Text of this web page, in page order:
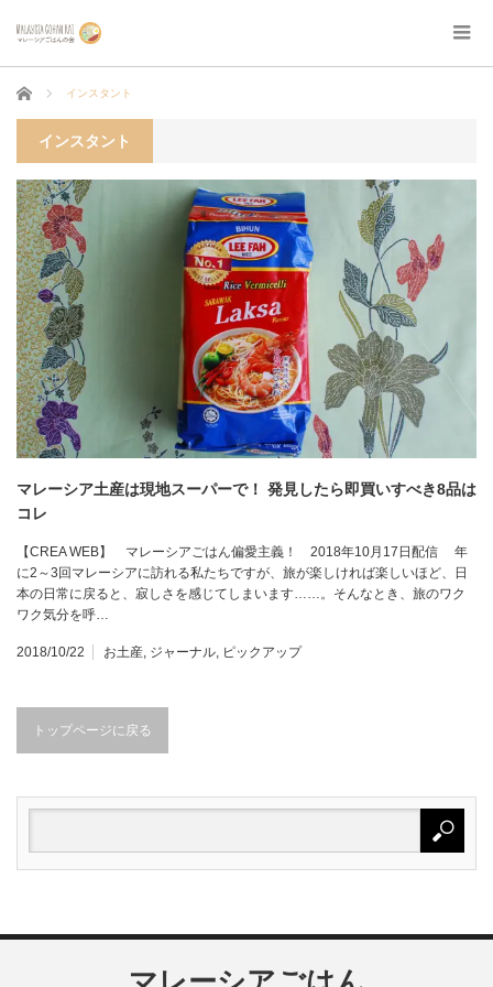
ホーム インスタント
インスタント
マレーシア土産は現地スーパーで！ 発見したら即買いすべき8品は
コレ
【CREA WEB】 マレーシアごはん偏愛主義！ 2018年10月17日配信 年
に2～3回マレーシアに訪れる私たちですが、旅が楽しければ楽しいほど、日
本の日常に戻ると、寂しさを感じてしまいます……。そんなとき、旅のワク
ワク気分を呼…
2018/10/22 お土産, ジャーナル, ピックアップ
トップページに戻る